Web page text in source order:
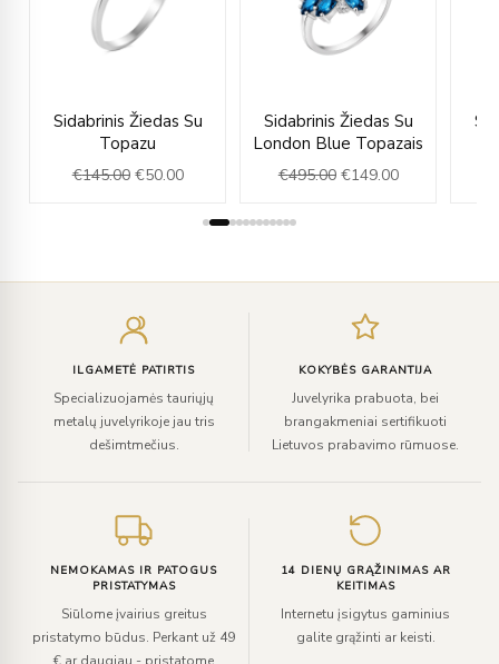
Sidabrinis Žiedas Su
Topazu
€145.00
Original
price
was:
€145.00.
€50.00
price
€50.00.
Sidabrinis Žiedas Su
London Blue Topazais
€495.00
Original
price
was:
€495.00.
€149.00
price
is:
€149.00.
ILGAMETĖ PATIRTIS
Specializuojamės tauriųjų
metalų juvelyrikoje jau tris
dešimtmečius.
KOKYBĖS GARANTIJA
Juvelyrika prabuota, bei
brangakmeniai sertifikuoti
Lietuvos prabavimo rūmuose.
NEMOKAMAS IR PATOGUS
PRISTATYMAS
Siūlome įvairius greitus
pristatymo būdus. Perkant už 49
14 DIENŲ GRĄŽINIMAS AR
KEITIMAS
Internetu įsigytus gaminius
galite grąžinti ar keisti.